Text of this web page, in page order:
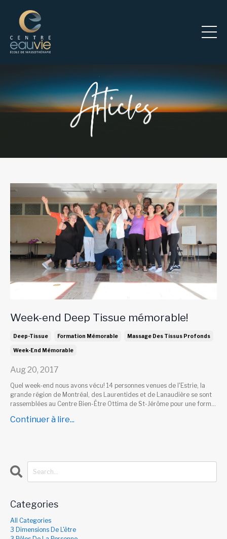
Week-end Deep Tissue mémorable!
Deep-Tissue Formation Mémorable Massage Des Tissus Profonds
Week-End Mémorable
Aug 20, 2017
Quel week-end nous avons vécu! 14 personnes venues de l'Estrie, la
grande région de Montréal, des Laurentides et de Lanaudière se sont
rassemblées au Centre Bien-Être Ottima de St-Jérôme pour une form...
Continuer à lire...
Categories
All Categories
3 Dimensions De L'être